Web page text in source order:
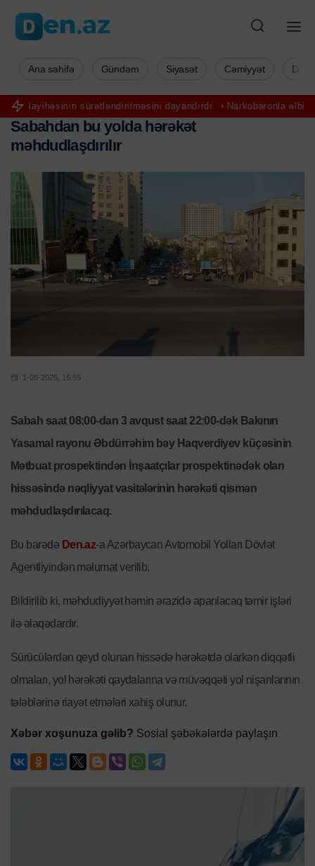
sürətləndirilməsini dayandırdı Narkobaronla əlbir olub keçmiş
Ana səhifə Gündəm Siyasət Cəmiyyət
Sabahdan bu yolda hərəkət
məhdudlaşdırılır
1-08-2025, 16:55
Sabah saat 08:00-dan 3 avqust saat 22:00-dək Bakının
Yasamal rayonu Əbdürrəhim bəy Haqverdiyev küçəsinin
Mətbuat prospektindən İnşaatçılar prospektinədək olan
hissəsində nəqliyyat vasitələrinin hərəkəti qismən
məhdudlaşdırılacaq.
Bu barədə Den.az-a Azərbaycan Avtomobil Yolları Dövlət
Agentliyindən məlumat verilib.
Bildirilib ki, məhdudiyyət həmin ərazidə aparılacaq təmir işləri
ilə əlaqədardır.
Sürücülərdən qeyd olunan hissədə hərəkətdə olarkən diqqətli
olmaları, yol hərəkəti qaydalarına və müvəqqəti yol nişanlarının
tələblərinə riayət etmələri xahiş olunur.
Xəbər xoşunuza gəlib? Sosial şəbəkələrdə paylaşın